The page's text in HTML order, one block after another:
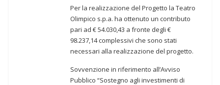
Per la realizzazione del Progetto la Teatro
Olimpico s.p.a. ha ottenuto un contributo
pari ad € 54.030,43 a fronte degli €
98.237,14 complessivi che sono stati
necessari alla realizzazione del progetto.
Sovvenzione in riferimento all’Avviso
Pubblico “Sostegno agli investimenti di